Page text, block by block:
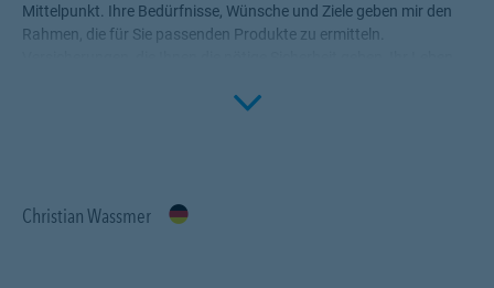
Mittelpunkt. Ihre Bedürfnisse, Wünsche und Ziele geben mir den
Rahmen, die für Sie passenden Produkte zu ermitteln.
Fachwissen, meiner Begeisterung für alle Fragen rund um das
Click to
Christian Wassmer